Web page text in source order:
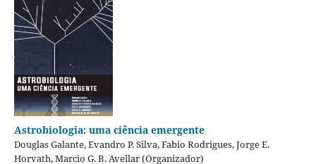
Astrobiologia: uma ciência emergente
Douglas Galante, Evandro P. Silva, Fabio Rodrigues, Jorge E.
Horvath, Marcio G. B. Avellar (Organizador)